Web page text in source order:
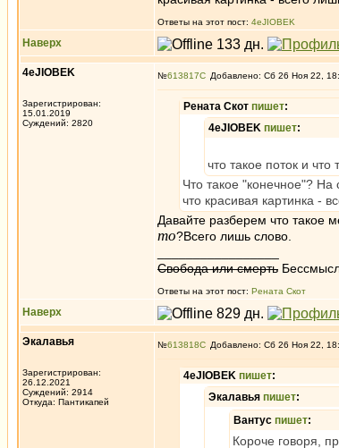
Ответы на этот пост: 4eJIOBEK
Наверх
4eJIOBEK
Зарегистрирован:
15.01.2019
Суждений: 2820
№613817 Добавлено: Сб 26 Ноя 22,
Рената Скот пишет:
4eJIOBEK пишет:
что такое поток и
Что такое "конечное"?
что красивая картинка -
Давайте разберем что такое
то?Всего лишь слово.
Свобода или смерть
Ответы на этот пост: Рената Скот
Наверх
Экалавья
Зарегистрирован:
26.12.2021
Суждений: 2914
Откуда: Пантикапей
№613818 Добавлено: Сб 26 Ноя 22,
4eJIOBEK пишет:
Экалавья пишет:
Вантус пишет:
Короче говоря,